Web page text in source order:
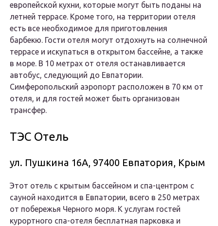
европейской кухни, которые могут быть поданы на
летней террасе. Кроме того, на территории отеля
есть все необходимое для приготовления
барбекю. Гости отеля могут отдохнуть на солнечной
террасе и искупаться в открытом бассейне, а также
в море. В 10 метрах от отеля останавливается
автобус, следующий до Евпатории.
Симферопольский аэропорт расположен в 70 км от
отеля, и для гостей может быть организован
трансфер.
ТЭС Отель
ул. Пушкина 16А, 97400 Евпатория, Крым
Этот отель с крытым бассейном и спа-центром с
сауной находится в Евпатории, всего в 250 метрах
от побережья Черного моря. К услугам гостей
курортного спа-отеля бесплатная парковка и